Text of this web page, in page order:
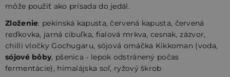
môže použiť ako prísada do jedál.
Zloženie: pekinská kapusta, červená kapusta, červená
reďkovka, jarná cibuľka, fialová mrkva, cesnak, zázvor,
chilli vločky Gochugaru, sójová omáčka Kikkoman (voda,
sójové bôby, pšenica - lepok odstránený počas
fermentácie), himalájska soľ, ryžový škrob